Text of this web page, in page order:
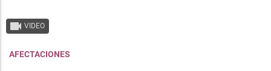
VIDEO
AFECTACIONES